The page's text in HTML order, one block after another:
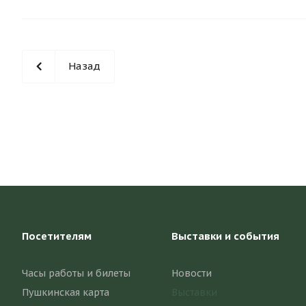
Назад
Посетителям
Часы работы и билеты
Пушкинская карта
Выставки и события
Новости